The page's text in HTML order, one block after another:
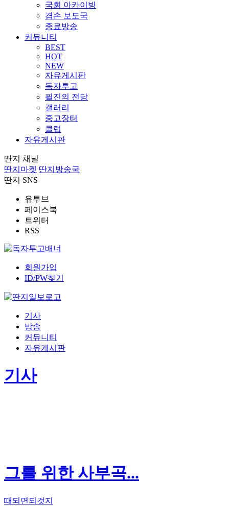
국회 아카이빙
겸손 보도국
종료방송
커뮤니티
BEST
HOT
NEW
자유게시판
독자투고
필진의 전당
갤러리
중고장터
클럽
자유게시판
딴지 채널
딴지마켓 딴지방송국
딴지 SNS
유투브
페이스북
트위터
RSS
회원가입
ID/PW찾기
기사
방송
커뮤니티
자유게시판
기사
그를 위한 사부곡...
때되면되것지